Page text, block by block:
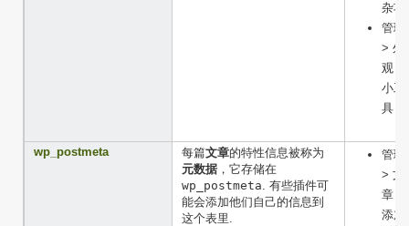
杂项
管理
> 外
观 >
小工
具
wp_postmeta 每篇文章的特性信息被称为
元数据 ，它存储在
wp_postmeta. 有些插件可
能会添加他们自己的信息到
这个表里.
管理
> 文
章 >
添加